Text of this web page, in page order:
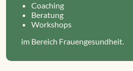
Coaching
Beratung
Workshops
im Bereich Frauengesundheit.